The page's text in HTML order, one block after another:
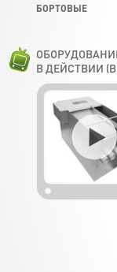
БОРТОВЫЕ
В ДЕЙСТВИИ